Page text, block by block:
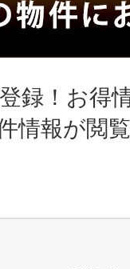
録！お得
情報が閲